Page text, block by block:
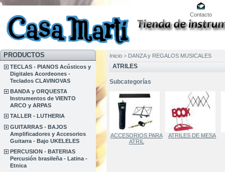
Contacto
PRODUCTOS
TECLAS - PIANOS Acústicos y
Digitales Acordeones -
Teclados CLAVINOVAS
BANDA y ORQUESTA
Instrumentos de VIENTO
ARCO y ARPAS
TALLER - LUTHERIA
GUITARRAS - BAJOS
Amplificadores y Accesorios
Guitarra - Bajo UKELELES
PERCUSION - BATERIAS
Percusión brasileña - Latina -
Etnica
Inicio > DANZA y REGALOS MUSICALES
ATRILES
Subcategorías
ACCESORIOS PARA
ATRIL
ATRILES DE MESA